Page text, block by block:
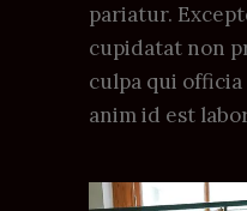
pariatur.
cupidatat non
culpa qui
anim id est